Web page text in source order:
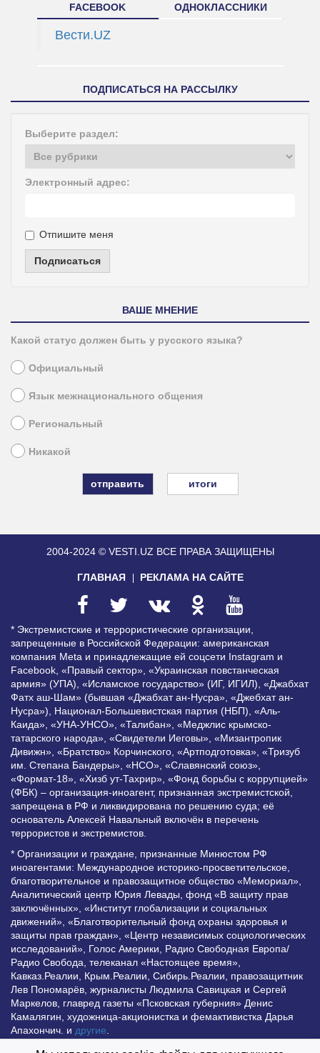
FACEBOOK ОДНОКЛАССНИКИ
Вести.UZ
ПОДПИСАТЬСЯ НА РАССЫЛКУ
Выберите раздел:
Электронный адрес:
Отпишите меня
Подписаться
ВАШЕ МНЕНИЕ
Какой статус должен быть у русского языка?
Официальный
Язык межнационального общения
Региональный
Никакой
итоги
2004-2024 © VESTI.UZ ВСЕ ПРАВА ЗАЩИЩЕНЫ
ГЛАВНАЯ РЕКЛАМА НА САЙТЕ
* Экстремистские и террористические организации,
запрещенные в Российской Федерации: американская
компания Meta и принадлежащие ей соцсети Instagram и
Facebook, «Правый сектор», «Украинская повстанческая
армия» (УПА), «Исламское государство» (ИГ, ИГИЛ), «Джабхат
Фатх аш-Шам» (бывшая «Джабхат ан-Нусра», «Джебхат ан-
Нусра»), Национал-Большевистская партия (НБП), «Аль-
Каида», «УНА-УНСО», «Талибан», «Меджлис крымско-
татарского народа», «Свидетели Иеговы», «Мизантропик
Дивижн», «Братство» Корчинского, «Артподготовка», «Тризуб
им. Степана Бандеры», «НСО», «Славянский союз»,
«Формат-18», «Хизб ут-Тахрир», «Фонд борьбы с коррупцией»
(ФБК) – организация-иноагент, признанная экстремистской,
запрещена в РФ и ликвидирована по решению суда; её
основатель Алексей Навальный включён в перечень
террористов и экстремистов.
* Организации и граждане, признанные Минюстом РФ
иноагентами: Международное историко-просветительское,
благотворительное и правозащитное общество «Мемориал»,
Аналитический центр Юрия Левады, фонд «В защиту прав
заключённых», «Институт глобализации и социальных
движений», «Благотворительный фонд охраны здоровья и
защиты прав граждан», «Центр независимых социологических
исследований», Голос Америки, Радио Свободная Европа/
Радио Свобода, телеканал «Настоящее время»,
Кавказ.Реалии, Крым.Реалии, Сибирь.Реалии, правозащитник
Лев Пономарёв, журналисты Людмила Савицкая и Сергей
Маркелов, главред газеты «Псковская губерния» Денис
Камалягин, художница-акционистка и фемактивистка Дарья
Апахончич. и другие